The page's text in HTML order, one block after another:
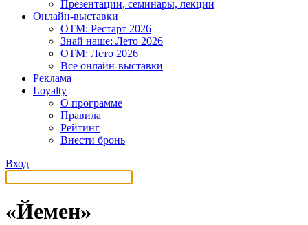
Презентации, семинары, лекции
Онлайн-выставки
OTM: Рестарт 2026
Знай наше: Лето 2026
OTM: Лето 2026
Все онлайн-выставки
Реклама
Loyalty
О программе
Правила
Рейтинг
Внести бронь
Вход
«Йемен»